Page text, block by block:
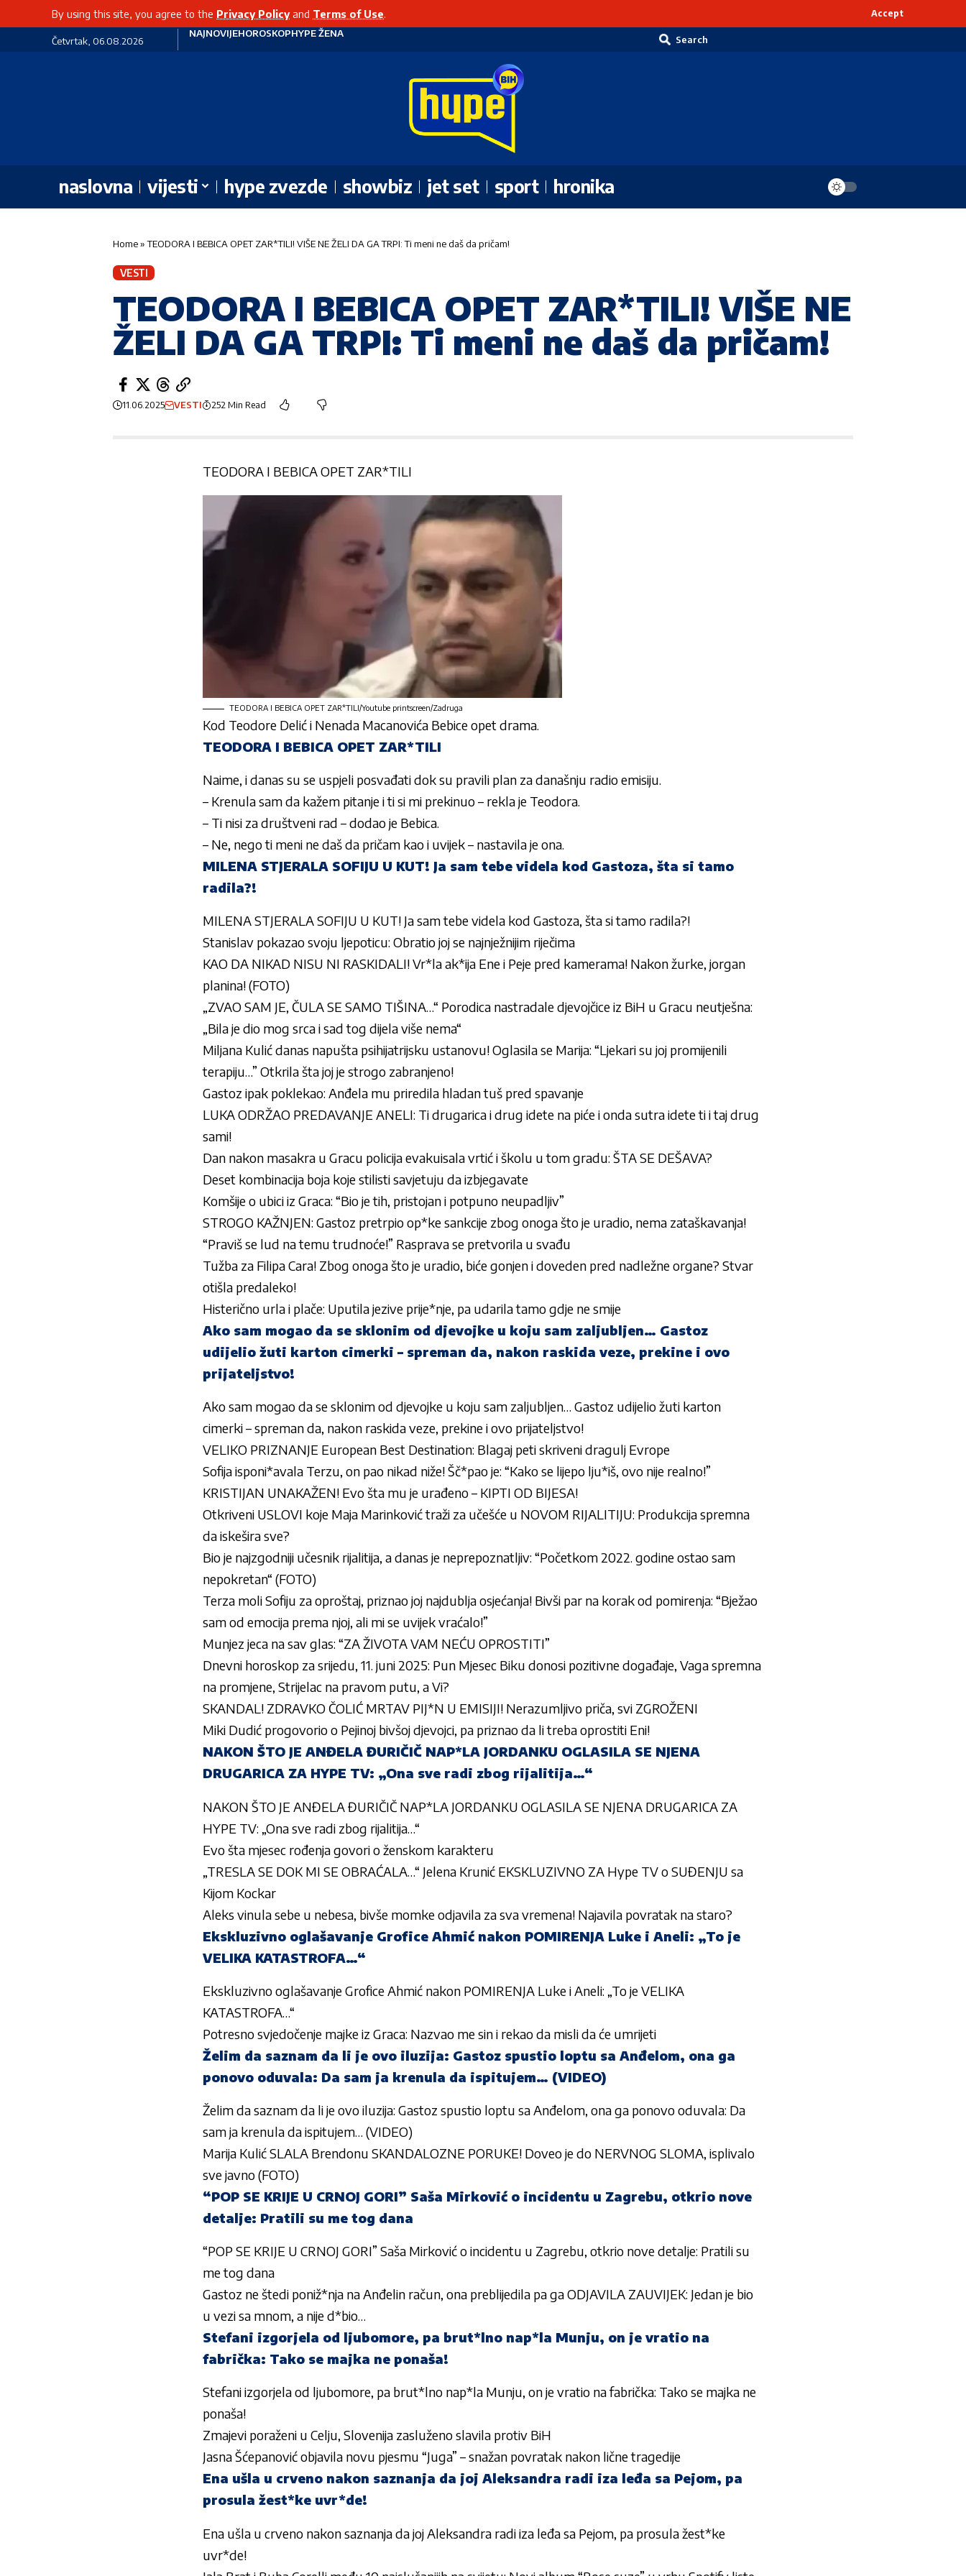
By using this site, you agree to the Privacy Policyand Terms of Use. Accept
Četvrtak, 06.08.2026
NAJNOVIJEHOROSKOPHYPE ŽENA
Search
naslovna vijesti hype zvezde showbiz jet set sport hronika
Home»TEODORA I BEBICA OPET ZAR*TILI! VIŠE NE ŽELI DA GA TRPI: Ti meni ne daš da pričam!
VESTI
TEODORA I BEBICA OPET ZAR*TILI! VIŠE NE
ŽELI DA GA TRPI: Ti meni ne daš da pričam!
11.06.2025 VESTI 252 Min Read
TEODORA I BEBICA OPET ZAR*TILI
TEODORA I BEBICA OPET ZAR*TILI/Youtube printscreen/Zadruga
Kod Teodore Delići Nenada Macanovića Bebiceopet drama.
TEODORA I BEBICA OPET ZAR*TILI
Naime, i danas su se uspjeli posvađati dok su pravili plan za današnju radio emisiju.
– Krenula sam da kažem pitanje i ti si mi prekinuo – rekla je Teodora.
– Ti nisi za društveni rad – dodao je Bebica.
– Ne, nego ti meni ne daš da pričam kao i uvijek – nastavila je ona.
MILENA STJERALA SOFIJU U KUT! Ja sam tebe videla kod Gastoza, šta si tamo
radila?!
MILENA STJERALA SOFIJU U KUT! Ja sam tebe videla kod Gastoza, šta si tamo radila?!
Stanislav pokazao svoju ljepoticu: Obratio joj se najnježnijim riječima
KAO DA NIKAD NISU NI RASKIDALI! Vr*la ak*ija Ene i Peje pred kamerama! Nakon žurke, jorgan
planina! (FOTO)
„ZVAO SAM JE, ČULA SE SAMO TIŠINA…“ Porodica nastradale djevojčice iz BiH u Gracu neutješna:
„Bila je dio mog srca i sad tog dijela više nema“
Miljana Kulić danas napušta psihijatrijsku ustanovu! Oglasila se Marija: “Ljekari su joj promijenili
terapiju…” Otkrila šta joj je strogo zabranjeno!
Gastoz ipak poklekao: Anđela mu priredila hladan tuš pred spavanje
LUKA ODRŽAO PREDAVANJE ANELI: Ti drugarica i drug idete na piće i onda sutra idete ti i taj drug
sami!
Dan nakon masakra u Gracu policija evakuisala vrtić i školu u tom gradu: ŠTA SE DEŠAVA?
Deset kombinacija boja koje stilisti savjetuju da izbjegavate
Komšije o ubici iz Graca: “Bio je tih, pristojan i potpuno neupadljiv”
STROGO KAŽNJEN: Gastoz pretrpio op*ke sankcije zbog onoga što je uradio, nema zataškavanja!
“Praviš se lud na temu trudnoće!” Rasprava se pretvorila u svađu
Tužba za Filipa Cara! Zbog onoga što je uradio, biće gonjen i doveden pred nadležne organe? Stvar
otišla predaleko!
Histerično urla i plače: Uputila jezive prije*nje, pa udarila tamo gdje ne smije
Ako sam mogao da se sklonim od djevojke u koju sam zaljubljen… Gastoz
udijelio žuti karton cimerki – spreman da, nakon raskida veze, prekine i ovo
prijateljstvo!
Ako sam mogao da se sklonim od djevojke u koju sam zaljubljen… Gastoz udijelio žuti karton
cimerki – spreman da, nakon raskida veze, prekine i ovo prijateljstvo!
VELIKO PRIZNANJE European Best Destination: Blagaj peti skriveni dragulj Evrope
Sofija isponi*avala Terzu, on pao nikad niže! Šč*pao je: “Kako se lijepo lju*iš, ovo nije realno!”
KRISTIJAN UNAKAŽEN! Evo šta mu je urađeno – KIPTI OD BIJESA!
Otkriveni USLOVI koje Maja Marinković traži za učešće u NOVOM RIJALITIJU: Produkcija spremna
da iskešira sve?
Bio je najzgodniji učesnik rijalitija, a danas je neprepoznatljiv: “Početkom 2022. godine ostao sam
nepokretan“ (FOTO)
Terza moli Sofiju za oproštaj, priznao joj najdublja osjećanja! Bivši par na korak od pomirenja: “Bježao
sam od emocija prema njoj, ali mi se uvijek vraćalo!”
Munjez jeca na sav glas: “ZA ŽIVOTA VAM NEĆU OPROSTITI”
Dnevni horoskop za srijedu, 11. juni 2025: Pun Mjesec Biku donosi pozitivne događaje, Vaga spremna
na promjene, Strijelac na pravom putu, a Vi?
SKANDAL! ZDRAVKO ČOLIĆ MRTAV PIJ*N U EMISIJI! Nerazumljivo priča, svi ZGROŽENI
Miki Dudić progovorio o Pejinoj bivšoj djevojci, pa priznao da li treba oprostiti Eni!
NAKON ŠTO JE ANĐELA ĐURIČIČ NAP*LA JORDANKU OGLASILA SE NJENA
DRUGARICA ZA HYPE TV: „Ona sve radi zbog rijalitija…“
NAKON ŠTO JE ANĐELA ĐURIČIČ NAP*LA JORDANKU OGLASILA SE NJENA DRUGARICA ZA
HYPE TV: „Ona sve radi zbog rijalitija…“
Evo šta mjesec rođenja govori o ženskom karakteru
„TRESLA SE DOK MI SE OBRAĆALA…“ Jelena Krunić EKSKLUZIVNO ZA Hype TV o SUĐENJU sa
Kijom Kockar
Aleks vinula sebe u nebesa, bivše momke odjavila za sva vremena! Najavila povratak na staro?
Ekskluzivno oglašavanje Grofice Ahmić nakon POMIRENJA Luke i Aneli: „To je
VELIKA KATASTROFA…“
Ekskluzivno oglašavanje Grofice Ahmić nakon POMIRENJA Luke i Aneli: „To je VELIKA
KATASTROFA…“
Potresno svjedočenje majke iz Graca: Nazvao me sin i rekao da misli da će umrijeti
Želim da saznam da li je ovo iluzija: Gastoz spustio loptu sa Anđelom, ona ga
ponovo oduvala: Da sam ja krenula da ispitujem… (VIDEO)
Želim da saznam da li je ovo iluzija: Gastoz spustio loptu sa Anđelom, ona ga ponovo oduvala: Da
sam ja krenula da ispitujem… (VIDEO)
Marija Kulić SLALA Brendonu SKANDALOZNE PORUKE! Doveo je do NERVNOG SLOMA, isplivalo
sve javno (FOTO)
“POP SE KRIJE U CRNOJ GORI” Saša Mirković o incidentu u Zagrebu, otkrio nove
detalje: Pratili su me tog dana
“POP SE KRIJE U CRNOJ GORI” Saša Mirković o incidentu u Zagrebu, otkrio nove detalje: Pratili su
me tog dana
Gastoz ne štedi poniž*nja na Anđelin račun, ona preblijedila pa ga ODJAVILA ZAUVIJEK: Jedan je bio
u vezi sa mnom, a nije d*bio…
Stefani izgorjela od ljubomore, pa brut*lno nap*la Munju, on je vratio na
fabrička: Tako se majka ne ponaša!
Stefani izgorjela od ljubomore, pa brut*lno nap*la Munju, on je vratio na fabrička: Tako se majka ne
ponaša!
Zmajevi poraženi u Celju, Slovenija zasluženo slavila protiv BiH
Jasna Šćepanović objavila novu pjesmu “Juga” – snažan povratak nakon lične tragedije
Ena ušla u crveno nakon saznanja da joj Aleksandra radi iza leđa sa Pejom, pa
prosula žest*ke uvr*de!
Ena ušla u crveno nakon saznanja da joj Aleksandra radi iza leđa sa Pejom, pa prosula žest*ke
uvr*de!